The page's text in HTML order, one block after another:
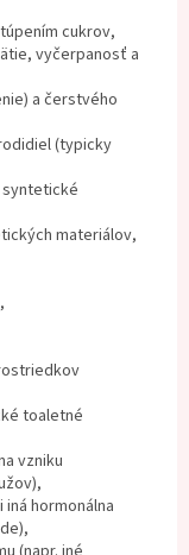
cukrov,
vyčerpanosť a
a čerstvého
(typicky
materiálov,
toaletné
vzniku
hormonálna